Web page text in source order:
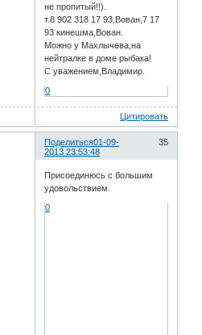
не пропитый!!).
т.8 902 318 17 93,Вован,7 17
93 кинешма,Вован.
Можно у Махлычева,на
нейтралке в доме рыбака!
С уважением,Владимир.
0
Цитировать
Поделиться 35
01-09-
2013 23:53:48
Присоединюсь с большим
удовольствием.
0